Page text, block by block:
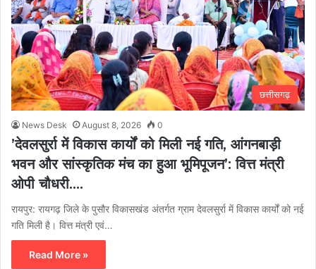
छत्तीसगढ़
News Desk August 8, 2026 0
’देवलसुर्रा में विकास कार्यों को मिली नई गति, आंगनबाड़ी
भवन और सांस्कृतिक मंच का हुआ भूमिपूजन’: वित्त मंत्री
ओपी चौधरी….
रायपुर: रायगढ़ जिले के पुसौर विकासखंड अंतर्गत ग्राम देवलसुर्रा में विकास कार्यों को नई
गति मिली है। वित्त मंत्री एवं…
Read More »